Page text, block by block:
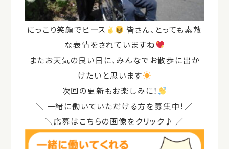
にっこり笑顔でピース
皆さん、とっても素敵
な表情をされていますね
またお天気の良い日に、みんなでお散歩に出か
けたいと思います
次回の更新もお楽しみに！
＼ 一緒に働いていただける方を募集中！／
＼応募はこちらの画像をクリック♪ ／